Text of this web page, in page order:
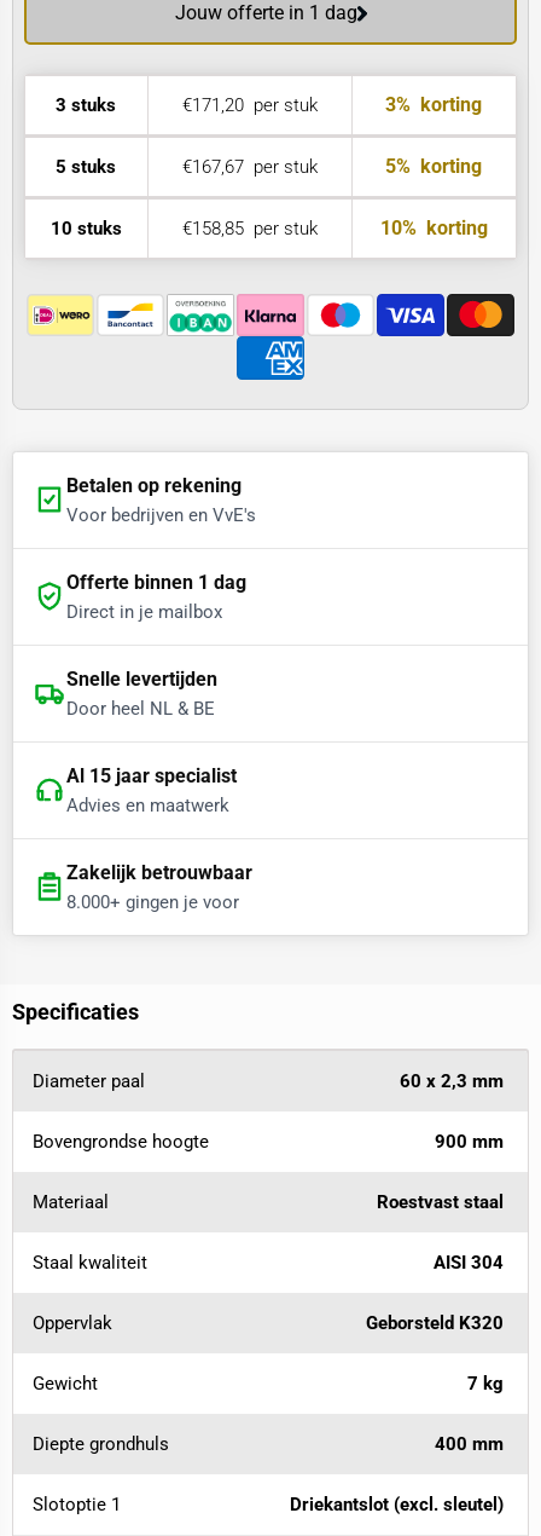
Jouw offerte in 1 dag
3 stuks €171,20per stuk 3% korting
5 stuks €167,67per stuk 5% korting
10 stuks €158,85per stuk 10%korting
Betalen op rekening
Voor bedrijven en VvE's
Offerte binnen 1 dag
Direct in je mailbox
Snelle levertijden
Door heel NL & BE
Al 15 jaar specialist
Advies en maatwerk
Zakelijk betrouwbaar
8.000+ gingen je voor
Specificaties
Diameter paal 60 x 2,3 mm
Bovengrondse hoogte 900 mm
Materiaal Roestvast staal
Staal kwaliteit AISI 304
Oppervlak Geborsteld K320
Gewicht 7 kg
Diepte grondhuls 400 mm
Slotoptie 1 Driekantslot (excl. sleutel)